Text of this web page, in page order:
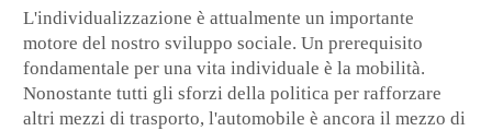
L'individualizzazione è attualmente un importante
motore del nostro sviluppo sociale. Un prerequisito
fondamentale per una vita individuale è la mobilità.
Nonostante tutti gli sforzi della politica per rafforzare
altri mezzi di trasporto, l'automobile è ancora il mezzo di